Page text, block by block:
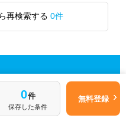
再検索する 0件
を表示します
0件
保存した条件
無料登録